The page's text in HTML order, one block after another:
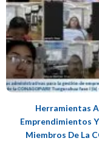
Herramientas
Emprendimientos
Miembros De La